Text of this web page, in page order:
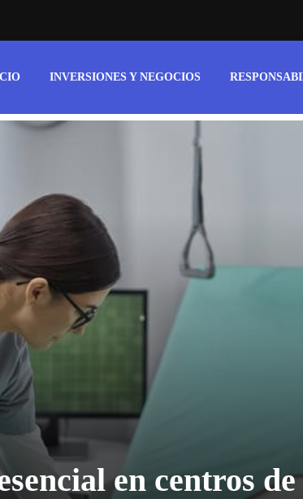
INVERSIONES Y NEGOCIOS
en centros